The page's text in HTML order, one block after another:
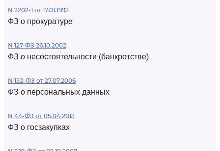
N 2202-1 от 17.01.1992
ФЗ о прокуратуре
N 127-ФЗ 26.10.2002
ФЗ о несостоятельности (банкротстве)
N 152-ФЗ от 27.07.2006
ФЗ о персональных данных
N 44-ФЗ от 05.04.2013
ФЗ о госзакупках